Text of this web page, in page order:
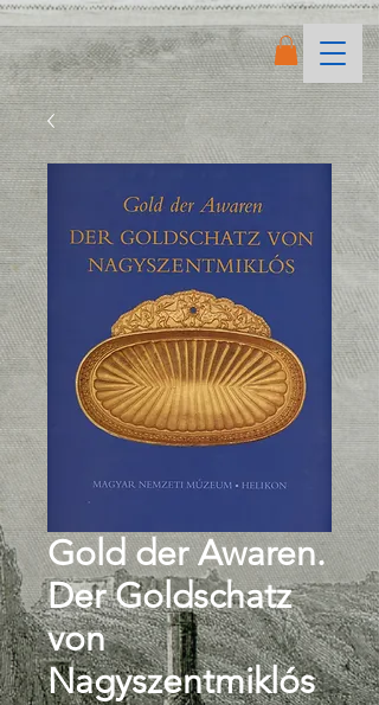
Gold der Awaren.
Der Goldschatz
von
Nagyszentmiklós